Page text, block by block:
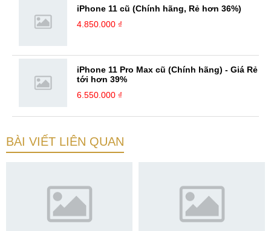
iPhone 11 cũ (Chính hãng, Rẻ hơn 36%)
4.850.000 ₫
iPhone 11 Pro Max cũ (Chính hãng) - Giá Rẻ
tới hơn 39%
6.550.000 ₫
BÀI VIẾT LIÊN QUAN